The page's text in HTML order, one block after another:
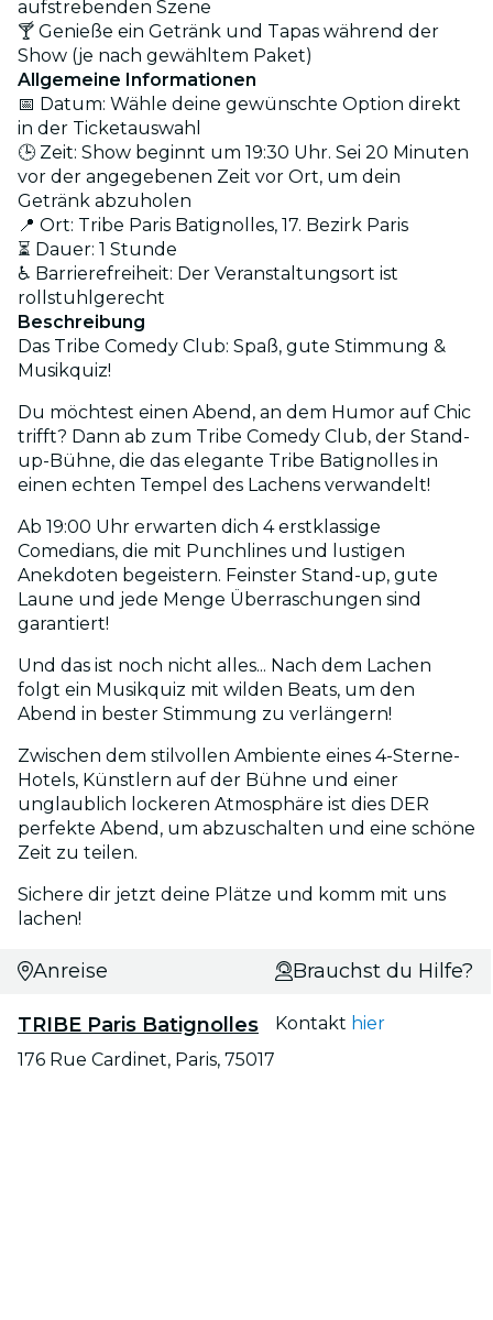
aufstrebenden Szene
🍸 Genieße ein Getränk und Tapas während der
Show (je nach gewähltem Paket)
Allgemeine Informationen
📅 Datum: Wähle deine gewünschte Option direkt
in der Ticketauswahl
🕒 Zeit: Show beginnt um 19:30 Uhr. Sei 20 Minuten
vor der angegebenen Zeit vor Ort, um dein
Getränk abzuholen
📍 Ort: Tribe Paris Batignolles, 17. Bezirk Paris
⏳ Dauer: 1 Stunde
♿ Barrierefreiheit: Der Veranstaltungsort ist
rollstuhlgerecht
Beschreibung
Das Tribe Comedy Club: Spaß, gute Stimmung &
Musikquiz!
Du möchtest einen Abend, an dem Humor auf Chic
trifft? Dann ab zum Tribe Comedy Club, der Stand-
up-Bühne, die das elegante Tribe Batignolles in
einen echten Tempel des Lachens verwandelt!
Ab 19:00 Uhr erwarten dich 4 erstklassige
Comedians, die mit Punchlines und lustigen
Anekdoten begeistern. Feinster Stand-up, gute
Laune und jede Menge Überraschungen sind
garantiert!
Und das ist noch nicht alles... Nach dem Lachen
folgt ein Musikquiz mit wilden Beats, um den
Abend in bester Stimmung zu verlängern!
Zwischen dem stilvollen Ambiente eines 4-Sterne-
Hotels, Künstlern auf der Bühne und einer
unglaublich lockeren Atmosphäre ist dies DER
perfekte Abend, um abzuschalten und eine schöne
Zeit zu teilen.
Sichere dir jetzt deine Plätze und komm mit uns
lachen!
Anreise
TRIBE Paris Batignolles
176 Rue Cardinet, Paris, 75017
Brauchst du Hilfe?
Kontakt hier